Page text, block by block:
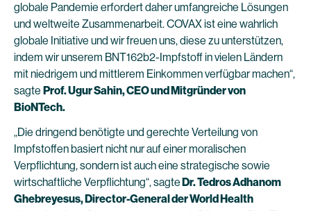
globale Pandemie erfordert daher umfangreiche Lösungen
und weltweite Zusammenarbeit. COVAX ist eine wahrlich
globale Initiative und wir freuen uns, diese zu unterstützen,
indem wir unserem BNT162b2-Impfstoff in vielen Ländern
mit niedrigem und mittlerem Einkommen verfügbar machen“,
sagte Prof. Ugur Sahin,CEO und Mitgründer von
BioNTech.
„Die dringend benötigte und gerechte Verteilung von
Impfstoffen basiert nicht nur auf einer moralischen
Verpflichtung, sondern ist auch eine strategische sowie
wirtschaftliche Verpflichtung“, sagteDr. Tedros Adhanom
Ghebreyesus, Director-General der World Health